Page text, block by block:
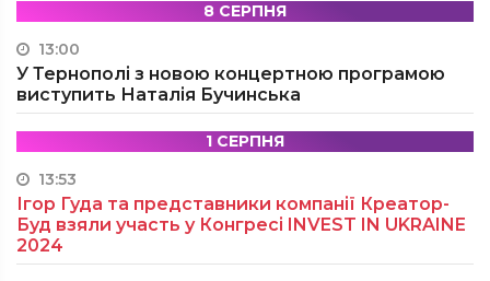
8 СЕРПНЯ
13:00
У Тернополі з новою концертною програмою
виступить Наталія Бучинська
1 СЕРПНЯ
13:53
Ігор Гуда та представники компанії Креатор-
Буд взяли участь у Конгресі INVEST IN UKRAINE
2024